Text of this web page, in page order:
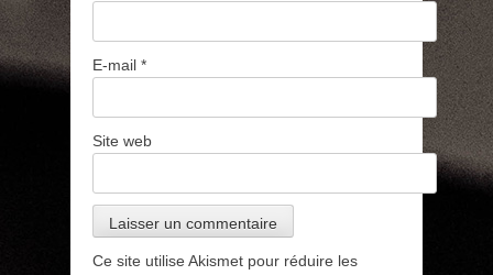
E-mail *
Site web
Ce site utilise Akismet pour réduire les